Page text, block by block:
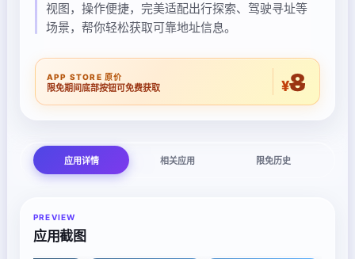
视图，操作便捷，完美适配出行探索、驾驶寻址等
场景，帮你轻松获取可靠地址信息。
APP STORE 原价
限免期间底部按钮可免费获取 ¥8
应用详情 相关应用 限免历史
PREVIEW
应用截图